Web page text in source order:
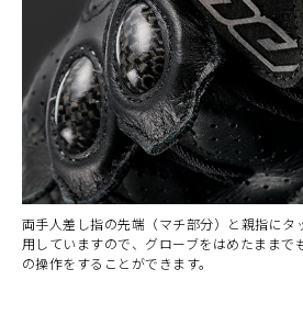
両手人差し指の先端（マチ部分）と親指にタ
用していますので、グローブをはめたままで
の操作をすることができます。